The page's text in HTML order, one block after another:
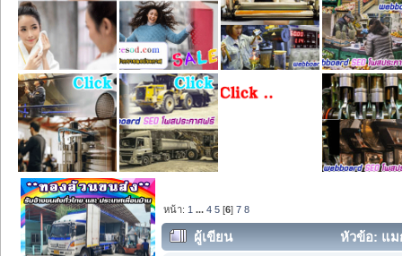
หน้า: 1 ...4 5 [6]7 8
ผู้เขียน
หัวข้อ: แม